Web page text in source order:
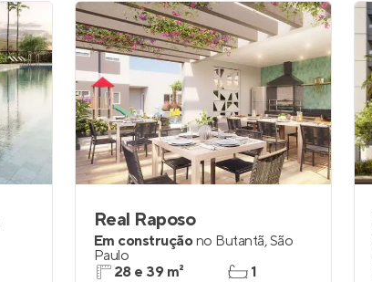
Real Raposo
Em construçãono Butantã,São
Paulo
28 e 39 m²
1